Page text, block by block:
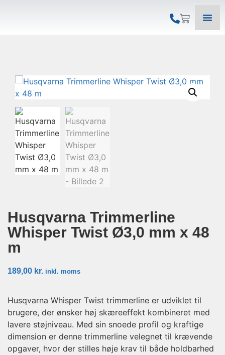
Husqvarna Trimmerline
Whisper Twist Ø3,0 mm x 48
m
189,00 kr. inkl. moms
Husqvarna Whisper Twist trimmerline er udviklet til
brugere, der ønsker høj skæreeffekt kombineret med
lavere støjniveau. Med sin snoede profil og kraftige
dimension er denne trimmerline velegnet til krævende
opgaver, hvor der stilles høje krav til både holdbarhed